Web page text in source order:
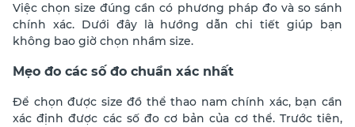
Việc chọn size đúng cần có phương pháp đo và so sánh
chính xác. Dưới đây là hướng dẫn chi tiết giúp bạn
không bao giờ chọn nhầm size.
Mẹo đo các số đo chuẩn xác nhất
Để chọn được size đồ thể thao nam chính xác, bạn cần
xác định được các số đo cơ bản của cơ thể. Trước tiên,